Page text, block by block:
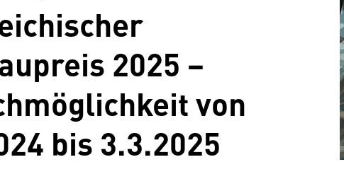
2025 −
von
bis 3.3.2025